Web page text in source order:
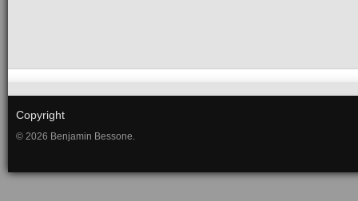
Copyright
© 2026 Benjamin Bessone.